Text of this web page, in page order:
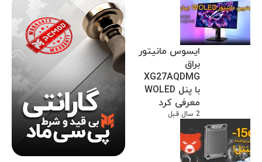
ایسوس مانیتور
براق
XG27AQDMG
با پنل WOLED
معرفی کرد
2 سال قبل